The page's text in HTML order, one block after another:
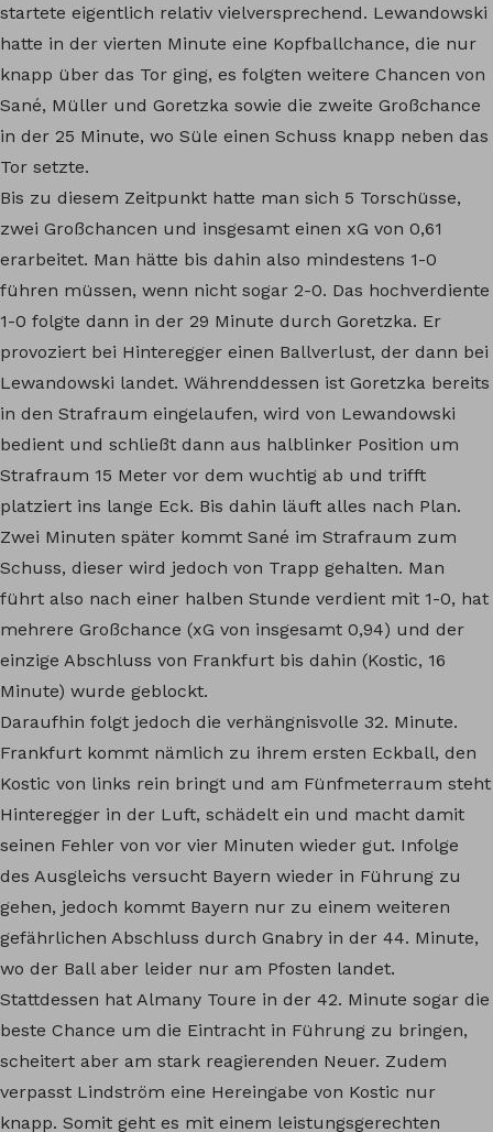
startete eigentlich relativ vielversprechend. Lewandowski
hatte in der vierten Minute eine Kopfballchance, die nur
knapp über das Tor ging, es folgten weitere Chancen von
Sané, Müller und Goretzka sowie die zweite Großchance
in der 25 Minute, wo Süle einen Schuss knapp neben das
Tor setzte.
Bis zu diesem Zeitpunkt hatte man sich 5 Torschüsse,
zwei Großchancen und insgesamt einen xG von 0,61
erarbeitet. Man hätte bis dahin also mindestens 1-0
führen müssen, wenn nicht sogar 2-0. Das hochverdiente
1-0 folgte dann in der 29 Minute durch Goretzka. Er
provoziert bei Hinteregger einen Ballverlust, der dann bei
Lewandowski landet. Währenddessen ist Goretzka bereits
in den Strafraum eingelaufen, wird von Lewandowski
bedient und schließt dann aus halblinker Position um
Strafraum 15 Meter vor dem wuchtig ab und trifft
platziert ins lange Eck. Bis dahin läuft alles nach Plan.
Zwei Minuten später kommt Sané im Strafraum zum
Schuss, dieser wird jedoch von Trapp gehalten. Man
führt also nach einer halben Stunde verdient mit 1-0, hat
mehrere Großchance (xG von insgesamt 0,94) und der
einzige Abschluss von Frankfurt bis dahin (Kostic, 16
Minute) wurde geblockt.
Daraufhin folgt jedoch die verhängnisvolle 32. Minute.
Frankfurt kommt nämlich zu ihrem ersten Eckball, den
Kostic von links rein bringt und am Fünfmeterraum steht
Hinteregger in der Luft, schädelt ein und macht damit
seinen Fehler von vor vier Minuten wieder gut. Infolge
des Ausgleichs versucht Bayern wieder in Führung zu
gehen, jedoch kommt Bayern nur zu einem weiteren
gefährlichen Abschluss durch Gnabry in der 44. Minute,
wo der Ball aber leider nur am Pfosten landet.
Stattdessen hat Almany Toure in der 42. Minute sogar die
beste Chance um die Eintracht in Führung zu bringen,
scheitert aber am stark reagierenden Neuer. Zudem
verpasst Lindström eine Hereingabe von Kostic nur
knapp. Somit geht es mit einem leistungsgerechten